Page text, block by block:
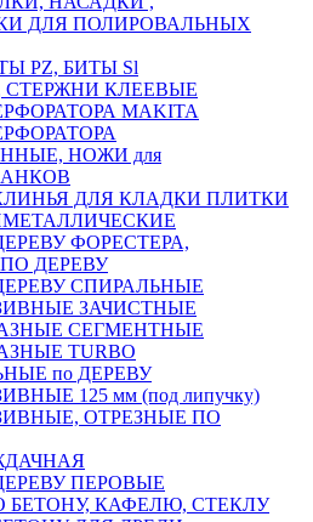
ДЛЯ ПОЛИРОВАЛЬНЫХ
PZ, БИТЫ Sl
СТЕРЖНИ КЛЕЕВЫЕ
MAKITA
НОЖИ для
ДЛЯ КЛАДКИ ПЛИТКИ
ФОРЕСТЕРА,
ДЕРЕВУ
СПИРАЛЬНЫЕ
ЗАЧИСТНЫЕ
СЕГМЕНТНЫЕ
TURBO
по ДЕРЕВУ
125 мм (под липучку)
ОТРЕЗНЫЕ ПО
ПЕРОВЫЕ
БЕТОНУ, КАФЕЛЮ, СТЕКЛУ